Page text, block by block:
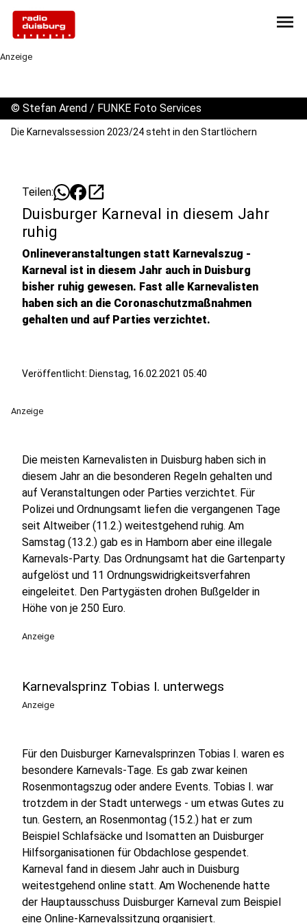
menu
Anzeige
© Stefan Arend / FUNKE Foto Services
Die Karnevalssession 2023/24 steht in den Startlöchern
Teilen: open_in_new
Duisburger Karneval in diesem Jahr
ruhig
Onlineveranstaltungen statt Karnevalszug -
Karneval ist in diesem Jahr auch in Duisburg
bisher ruhig gewesen. Fast alle Karnevalisten
haben sich an die Coronaschutzmaßnahmen
gehalten und auf Parties verzichtet.
Veröffentlicht: Dienstag, 16.02.2021 05:40
Anzeige
Die meisten Karnevalisten in Duisburg haben sich in
diesem Jahr an die besonderen Regeln gehalten und
auf Veranstaltungen oder Parties verzichtet. Für
Polizei und Ordnungsamt liefen die vergangenen Tage
seit Altweiber (11.2.) weitestgehend ruhig. Am
Samstag (13.2.) gab es in Hamborn aber eine illegale
Karnevals-Party. Das Ordnungsamt hat die Gartenparty
aufgelöst und 11 Ordnungswidrigkeitsverfahren
eingeleitet. Den Partygästen drohen Bußgelder in
Höhe von je 250 Euro.
Anzeige
Karnevalsprinz Tobias I. unterwegs
Anzeige
Für den Duisburger Karnevalsprinzen Tobias I. waren es
besondere Karnevals-Tage. Es gab zwar keinen
Rosenmontagszug oder andere Events. Tobias I. war
trotzdem in der Stadt unterwegs - um etwas Gutes zu
tun. Gestern, an Rosenmontag (15.2.) hat er zum
Beispiel Schlafsäcke und Isomatten an Duisburger
Hilfsorganisationen für Obdachlose gespendet.
Karneval fand in diesem Jahr auch in Duisburg
weitestgehend online statt. Am Wochenende hatte
der Hauptausschuss Duisburger Karneval zum Beispiel
eine Online-Karnevalssitzung organisiert.